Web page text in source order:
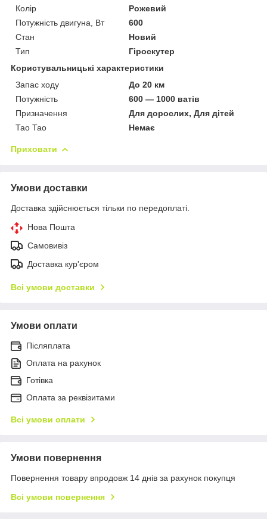
Колір
Рожевий
Потужність двигуна, Вт
600
Стан
Новий
Тип
Гіроскутер
Користувальницькі характеристики
Запас ходу
До 20 км
Потужність
600 — 1000 ватів
Призначення
Для дорослих, Для дітей
Тао Тао
Немає
Приховати
Умови доставки
Доставка здійснюється тільки по передоплаті.
Нова Пошта
Самовивіз
Доставка кур'єром
Всі умови доставки
Умови оплати
Післяплата
Оплата на рахунок
Готівка
Оплата за реквізитами
Всі умови оплати
Умови повернення
Повернення товару впродовж 14 днів за рахунок покупця
Всі умови повернення